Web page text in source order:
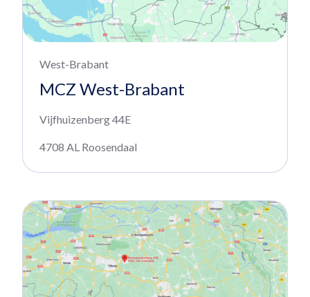
West-Brabant
MCZ West-Brabant
Vijfhuizenberg 44E
4708 AL Roosendaal